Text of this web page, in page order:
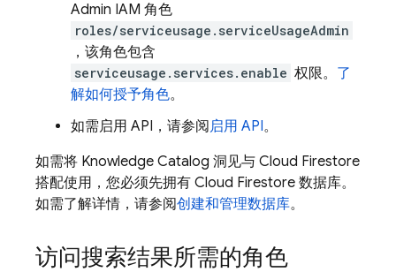
Admin IAM 角色
roles/serviceusage.serviceUsageAdmin
，该角色包含
serviceusage.services.enable 权限。 了
解如何授予角色。
如需启用 API，请参阅启用 API。
如需将 Knowledge Catalog 洞见与 Cloud Firestore
搭配使用，您必须先拥有 Cloud Firestore 数据库。
如需了解详情，请参阅创建和管理数据库。
访问搜索结果所需的角色